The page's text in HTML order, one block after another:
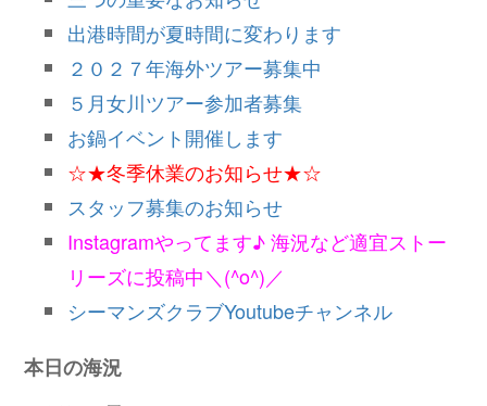
出港時間が夏時間に変わります
２０２７年海外ツアー募集中
５月女川ツアー参加者募集
お鍋イベント開催します
☆★冬季休業のお知らせ★☆
スタッフ募集のお知らせ
Instagramやってます♪ 海況など適宜ストー
リーズに投稿中＼(^o^)／
シーマンズクラブYoutubeチャンネル
本日の海況